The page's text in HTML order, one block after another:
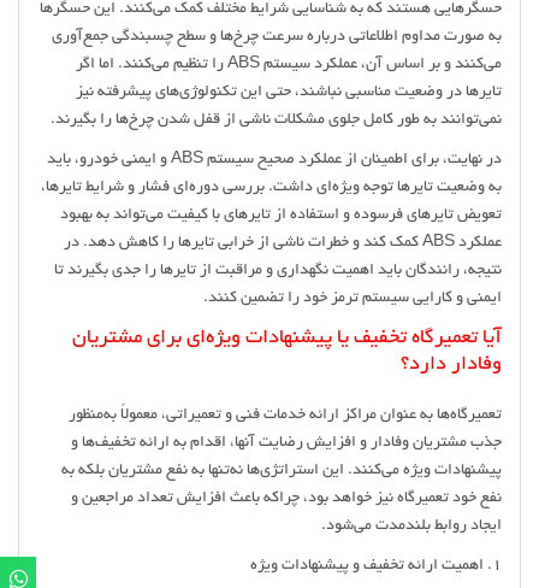
حسگرهایی هستند که به شناسایی شرایط مختلف کمک می‌کنند. این حسگرها
به صورت مداوم اطلاعاتی درباره سرعت چرخ‌ها و سطح چسبندگی جمع‌آوری
می‌کنند و بر اساس آن، عملکرد سیستم ABS را تنظیم می‌کنند. اما اگر
تایرها در وضعیت مناسبی نباشند، حتی این تکنولوژی‌های پیشرفته نیز
نمی‌توانند به طور کامل جلوی مشکلات ناشی از قفل شدن چرخ‌ها را بگیرند.
در نهایت، برای اطمینان از عملکرد صحیح سیستم ABS و ایمنی خودرو، باید
به وضعیت تایرها توجه ویژه‌ای داشت. بررسی دوره‌ای فشار و شرایط تایرها،
تعویض تایرهای فرسوده و استفاده از تایرهای با کیفیت می‌تواند به بهبود
عملکرد ABS کمک کند و خطرات ناشی از خرابی تایرها را کاهش دهد. در
نتیجه، رانندگان باید اهمیت نگهداری و مراقبت از تایرها را جدی بگیرند تا
ایمنی و کارایی سیستم ترمز خود را تضمین کنند.
آیا تعمیرگاه تخفیف یا پیشنهادات ویژه‌ای برای مشتریان
وفادار دارد؟
تعمیرگاه‌ها به عنوان مراکز ارائه خدمات فنی و تعمیراتی، معمولاً به‌منظور
جذب مشتریان وفادار و افزایش رضایت آنها، اقدام به ارائه تخفیف‌ها و
پیشنهادات ویژه می‌کنند. این استراتژی‌ها نه‌تنها به نفع مشتریان بلکه به
نفع خود تعمیرگاه نیز خواهد بود، چراکه باعث افزایش تعداد مراجعین و
ایجاد روابط بلندمدت می‌شود.
1. اهمیت ارائه تخفیف و پیشنهادات ویژه